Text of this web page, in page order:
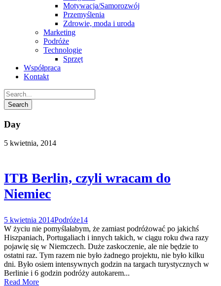
Motywacja/Samorozwój
Przemyślenia
Zdrowie, moda i uroda
Marketing
Podróże
Technologie
Sprzęt
Współpraca
Kontakt
Day
5 kwietnia, 2014
ITB Berlin, czyli wracam do
Niemiec
5 kwietnia 2014Podróże14
W życiu nie pomyślałabym, że zamiast podróżować po jakichś
Hiszpaniach, Portugaliach i innych takich, w ciągu roku dwa razy
pojawię się w Niemczech. Duże zaskoczenie, ale nie będzie to
ostatni raz. Tym razem nie było żadnego projektu, nie było kilku
dni. Było osiem intensywnych godzin na targach turystycznych w
Berlinie i 6 godzin podróży autokarem...
Read More